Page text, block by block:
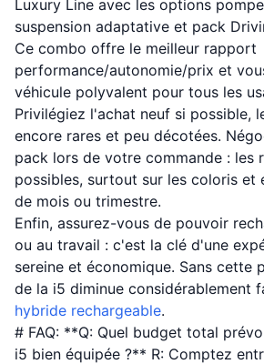
Luxury Line avec les options
suspension adaptative et pack
Ce combo offre le meilleur rapport
performance/autonomie/prix et
véhicule polyvalent pour tous les
Privilégiez l'achat neuf si possible,
encore rares et peu décotées.
pack lors de votre commande : les
possibles, surtout sur les coloris et
de mois ou trimestre.
Enfin, assurez-vous de pouvoir
ou au travail : c'est la clé d'une
sereine et économique. Sans cette
de la i5 diminue considérablement
hybride rechargeable.
# FAQ: **Q: Quel budget total
i5 bien équipée ?** R: Comptez